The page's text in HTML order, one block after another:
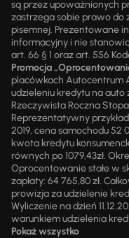
są przez upoważnionych
zastrzega sobie prawo do
pisemnej. Prezentowane
informacyjny i nie
art. 66 § 1 oraz art. 556
Promocja
placówkach Autocentrum
udzieleniu kredytu na auto
Rzeczywista Roczna Stopa
Reprezentatywny
2019, cena samochodu 52
kwota kredytu
równych po 1079,43zł.
Oprocentowanie stałe w
zapłaty: 64 765,80 zł.
prowizja za udzielenie
Wyliczenie na dzień
warunkiem udzielenia
Pokaż wszystko